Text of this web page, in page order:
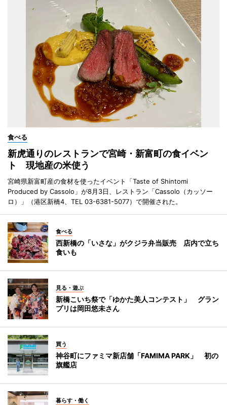
食べる
新虎通りのレストランで宮崎・新富町の食イベン
ト 現地産の米使う
宮崎県新富町産の食材を使ったイベント「Taste of Shintomi
Produced by Cassolo」が8月3日、レストラン「Cassolo（カッソー
ロ）」（港区新橋4、TEL 03-6381-5077）で開催された。
食べる
西新橋の「いさな」がクジラ弁当販売 店内で立ち
食いも
見る・遊ぶ
新橋こいち祭で「ゆかた美人コンテスト」 グラン
プリは岡田悠未さん
買う
神谷町にファミマ新店舗「FAMIMA PARK」 初の
旗艦店
暮らす・働く